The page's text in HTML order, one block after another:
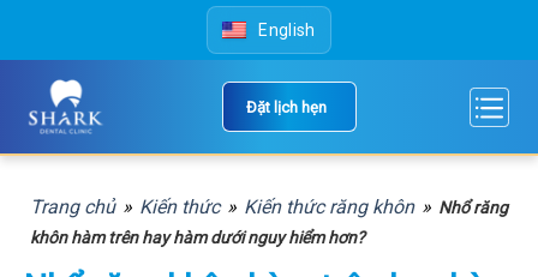
content
English
Đặt lịch hẹn
Trang chủ » Kiến thức » Kiến thức răng khôn » Nhổ răng
khôn hàm trên hay hàm dưới nguy hiểm hơn?